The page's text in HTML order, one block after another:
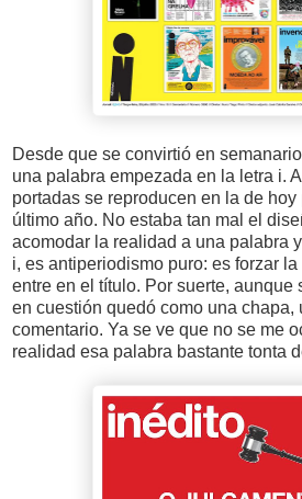
Desde que se convirtió en
una palabra empezada en la letra i.
portadas se reproducen en la de
último año. No estaba tan mal el
acomodar la realidad a una palabra
i, es antiperiodismo puro: es forzar
entre en el título. Por suerte, aunque
en cuestión quedó como una chapa,
comentario. Ya se ve que no se me
realidad esa palabra bastante tonta